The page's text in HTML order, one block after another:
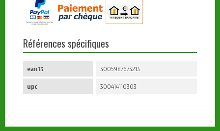
Références spécifiques
ean13 3005987673213
upc 300414110303